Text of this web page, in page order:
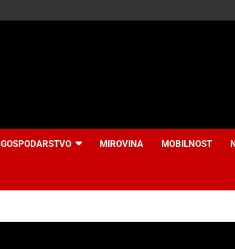
GOSPODARSTVO MIROVINA MOBILNOST